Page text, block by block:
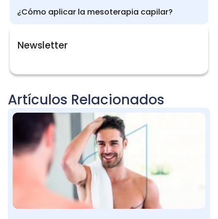
¿Cómo aplicar la mesoterapia capilar?
Newsletter
Artículos Relacionados